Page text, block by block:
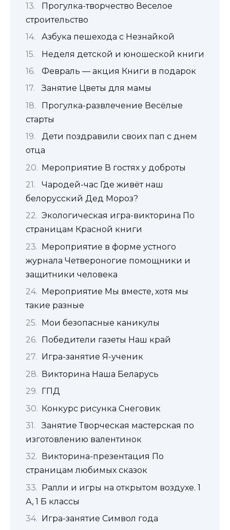
Прогулка-творчество Веселое
строительство
Азбука пешехода с Незнайкой
Неделя детской и юношеской книги
Февраль — акция Книги в подарок
Занятие Цветы для мамы
Прогулка-развлечение Весёлые
старты
Дети поздравили своих пап с днем
отца
Мероприятие В гостях у доброты
Чародей-час Где живёт наш
белорусский Дед Мороз?
Экологическая игра-викторина По
страницам Красной книги
Мероприятие в форме устного
журнала Четвероногие помощники и
защитники человека
Мероприятие Мы вместе, хотя мы
такие разные
Мои безопасные каникулы
Победители газеты Наш край
Игра-занятие Я-ученик
Викторина Наша Беларусь
ГПД
Конкурс рисунка Снеговик
Занятие Творческая мастерская по
изготовлению валентинок
Викторина-презентация По
страницам любимых сказок
Ралли и игры на открытом воздухе. 1
А, 1 Б классы
Игра-занятие Символ года